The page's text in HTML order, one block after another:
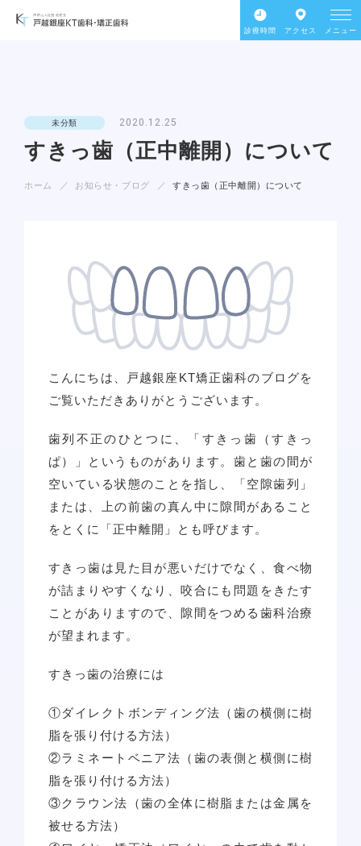
診療時間 アクセス メニュー
未分類 2020.12.25
すきっ歯（正中離開）について
ホーム お知らせ・ブログ すきっ歯（正中離開）について
こんにちは、戸越銀座KT矯正歯科のブログを
ご覧いただきありがとうございます。
歯列不正のひとつに、「すきっ歯（すきっ
ぱ）」というものがあります。歯と歯の間が
空いている状態のことを指し、「空隙歯列」
または、上の前歯の真ん中に隙間があること
をとくに「正中離開」とも呼びます。
すきっ歯は見た目が悪いだけでなく、食べ物
が詰まりやすくなり、咬合にも問題をきたす
ことがありますので、隙間をつめる歯科治療
が望まれます。
すきっ歯の治療には
①ダイレクトボンディング法（歯の横側に樹
脂を張り付ける方法）
②ラミネートベニア法（歯の表側と横側に樹
脂を張り付ける方法）
③クラウン法（歯の全体に樹脂または金属を
被せる方法）